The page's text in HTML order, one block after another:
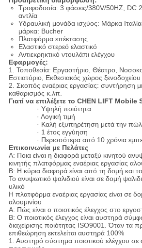
Τροφοδοσία: 3 φάσεις/380V/50HZ; DC
αντλία
Υδραυλική μονάδα ισχύος: Μάρκα
μάρκα: Bucher
Πλατφόρμα επέκτασης
Ελαστικό στερεό ελαστικό
Αντιεκρηκτικό ντουλάπι ελέγχου
Εφαρμογές:
1. Τοποθεσία: Εργαστήριο, Θέατρο,
Εστιατόριο, Εκθεσιακός χώρος
2. Σκοπός εναέριας εργασίας: συντήρηση
καθαρισμός κ.λπ.
Γιατί να επιλέξετε το CHEN LIFT
· Υψηλή ποιότητα
· Λογική τιμή
· Καλή εξυπηρέτηση μετά την
· 1 έτος εγγύηση
· Περισσότερα από 10 χρόνια
Επικοινωνία με Πελάτες
Α: Ποια είναι η διαφορά μεταξύ κινητού
κινητής πλατφόρμας εναέριας εργασίας
Β: Η κύρια διαφορά είναι από τη δομή και
Το ανυψωτικό ψαλιδιού είναι σε δομή
υλικό
Η πλατφόρμα εναέριας εργασίας είναι σε
αλουμινίου
Α: Πώς είναι ο ποιοτικός έλεγχος στο
Β: Ο ποιοτικός έλεγχος είναι αυστηρά
διαχείρισης ποιότητας ISO9001. Όταν τα
επιθεώρηση εκτελείται αυστηρά 100%
1. Αυστηρό σύστημα ποιοτικού ελέγχου σε